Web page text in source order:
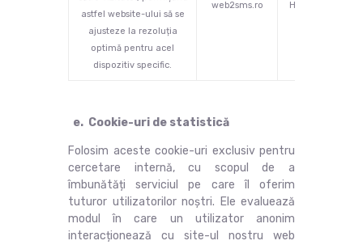
astfel website-ului să se
ajusteze la rezoluția
optimă pentru acel
dispozitiv specific.
web2sms.ro HTTP
e. Cookie-uri de statistică
Folosim aceste cookie-uri exclusiv pentru
cercetare internă, cu scopul de a
îmbunătăți serviciul pe care îl oferim
tuturor utilizatorilor noștri. Ele evaluează
modul în care un utilizator anonim
interacționează cu site-ul nostru web